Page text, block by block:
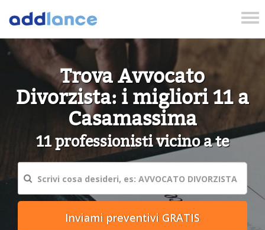
Trova Avvocato
Divorzista: i migliori 11 a
Casamassima
11 professionisti vicino a te